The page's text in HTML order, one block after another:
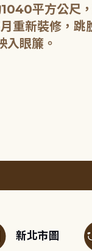
平方公尺
重新裝修，跳
入眼簾。
新北市圖